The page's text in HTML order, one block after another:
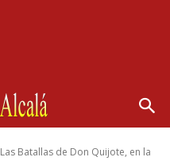
Las Batallas de Don Quijote, en la